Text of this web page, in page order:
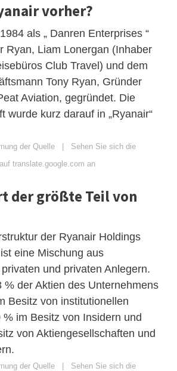
vorher?
als „ Danren Enterprises “
Ryan, Liam Lonergan (Inhaber
Club Travel) und dem
Tony Ryan, Gründer
Aviation, gegründet. Die
wurde kurz darauf in „Ryanair“
der Quelle | Sehen Sie sich die
translate.google.com an
der größte Teil von
der Ryanair Holdings
eine Mischung aus
und privaten Anlegern.
% der Aktien des Unternehmens
Besitz von institutionellen
im Besitz von Insidern und
von Aktiengesellschaften und
der Quelle | Sehen Sie sich die